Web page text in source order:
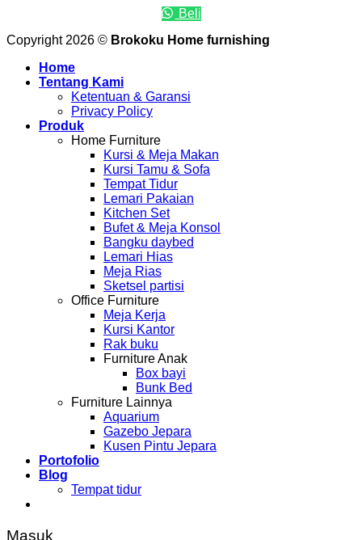
Beli
Copyright 2026 © Brokoku Home furnishing
Home
Tentang Kami
Ketentuan & Garansi
Privacy Policy
Produk
Home Furniture
Kursi & Meja Makan
Kursi Tamu & Sofa
Tempat Tidur
Lemari Pakaian
Kitchen Set
Bufet & Meja Konsol
Bangku daybed
Lemari Hias
Meja Rias
Sketsel partisi
Office Furniture
Meja Kerja
Kursi Kantor
Rak buku
Furniture Anak
Box bayi
Bunk Bed
Furniture Lainnya
Aquarium
Gazebo Jepara
Kusen Pintu Jepara
Portofolio
Blog
Tempat tidur
Masuk